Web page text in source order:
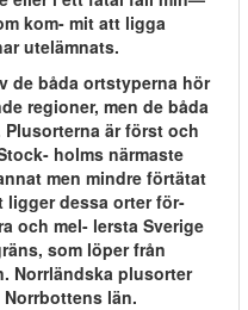
kom- mit att ligga
utelämnats.
de båda ortstyperna hör
regioner, men de båda
är först och
holms närmaste
men mindre förtätat
ligger dessa orter för-
och mel- lersta Sverige
som löper från
Norrländska plusorter
län.